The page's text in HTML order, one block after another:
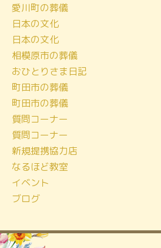
ブ
愛川町の葬儀
日本の文化
日本の文化
相模原市の葬儀
おひとりさま日記
町田市の葬儀
町田市の葬儀
質問コーナー
質問コーナー
新規提携協力店
なるほど教室
イベント
ブログ